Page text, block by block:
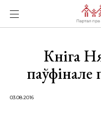
Кніга
паўфінале
03.08.2016